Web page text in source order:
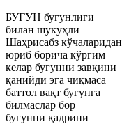
БУГУН бугунлиги
билан шукуҳли
Шаҳрисабз кўчаларидан
юриб борича кўргим
келар бугунни завқини
қанийди эга чиқмаса
баттол вақт бугунга
билмаслар бор
бугунни қадрини